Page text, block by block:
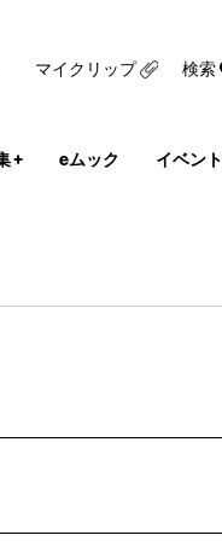
+ eムック イベント
マイクリップ 検索